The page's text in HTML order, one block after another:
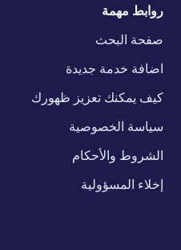
روابط مهمة
صفحة البحث
اضافة خدمة جديدة
كيف يمكنك تعزيز ظهورك
سياسة الخصوصية
الشروط والأحكام
إخلاء المسؤولية